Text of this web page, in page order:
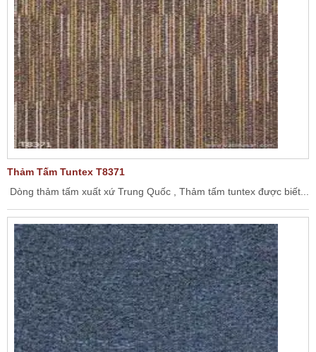
Thảm Tấm Tuntex T8371
Dòng thảm tấm xuất xứ Trung Quốc , Thảm tấm tuntex được biết...